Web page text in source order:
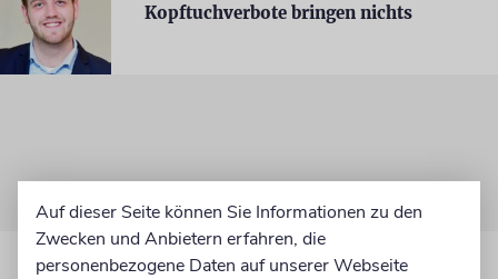
Kopftuchverbote bringen nichts
Auf dieser Seite können Sie Informationen zu den
Zwecken und Anbietern erfahren, die
personenbezogene Daten auf unserer Webseite